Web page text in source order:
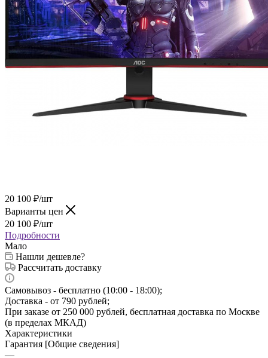
20 100 ₽/шт
Варианты цен
20 100 ₽/шт
Подробности
Мало
Нашли дешевле?
Рассчитать доставку
Самовывоз - бесплатно (10:00 - 18:00);
Доставка - от 790 рублей;
При заказе от 250 000 рублей, бесплатная доставка по Москве
(в пределах МКАД)
Характеристики
Гарантия [Общие сведения]
—